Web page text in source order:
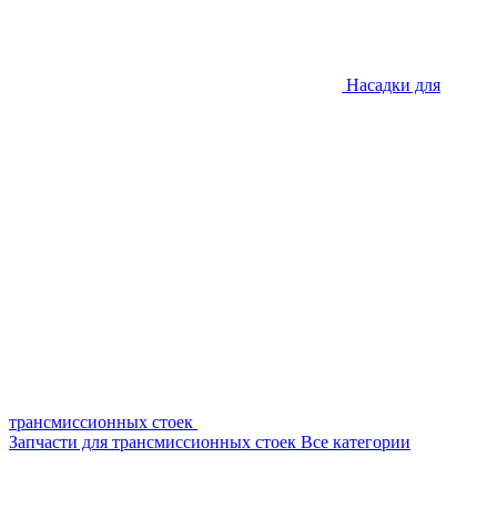
Насадки для
трансмиссионных стоек
Запчасти для трансмиссионных стоек Все категории